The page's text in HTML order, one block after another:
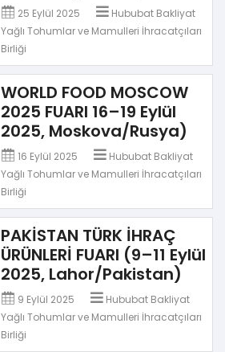
25 Eylül 2025
Hububat Bakliyat
Yağlı Tohumlar ve Mamulleri İhracatçıları
Birliği
WORLD FOOD MOSCOW
2025 FUARI 16–19 Eylül
2025, Moskova/Rusya)
16 Eylül 2025
Hububat Bakliyat
Yağlı Tohumlar ve Mamulleri İhracatçıları
Birliği
PAKİSTAN TÜRK İHRAÇ
ÜRÜNLERİ FUARI (9–11 Eylül
2025, Lahor/Pakistan)
9 Eylül 2025
Hububat Bakliyat
Yağlı Tohumlar ve Mamulleri İhracatçıları
Birliği